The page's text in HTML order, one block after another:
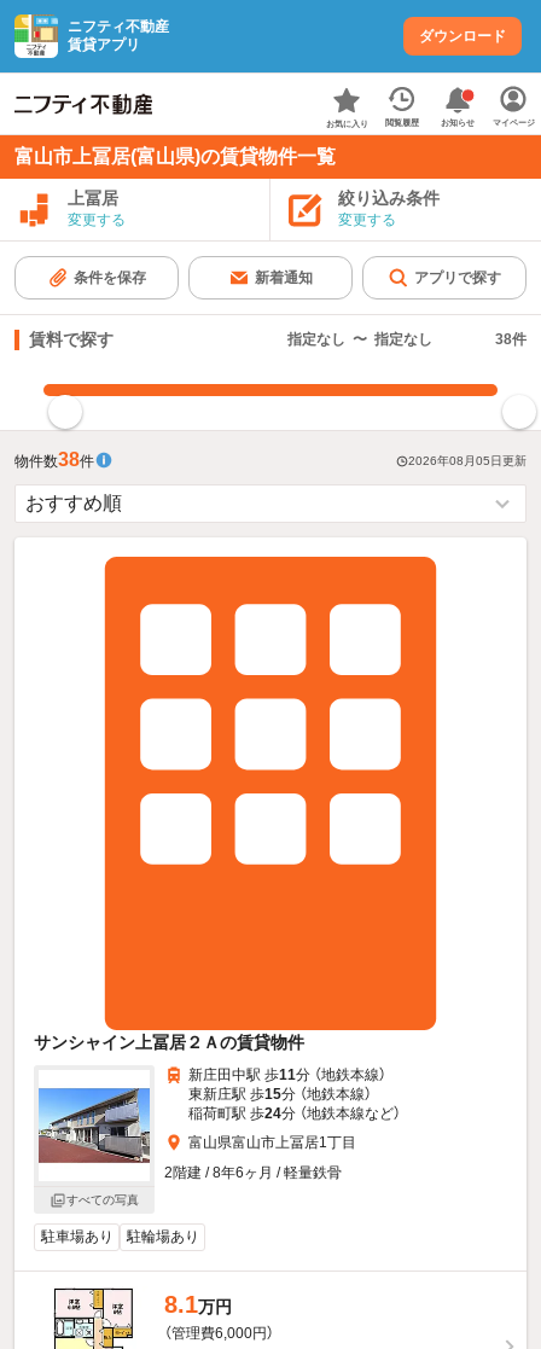
ニフティ不動産
賃貸アプリ
ダウンロード
お気に入り 閲覧履歴 お知らせ マイページ
富山市上冨居(富山県)の賃貸物件一覧
上冨居
変更する
絞り込み条件
変更する
条件を保存 新着通知 アプリで探す
賃料で探す 指定なし 〜 指定なし 38件
物件数38件 2026年08月05日更新
サンシャイン上冨居２Ａの賃貸物件
すべての写真
新庄田中駅 歩11分 （地鉄本線）
東新庄駅 歩15分 （地鉄本線）
稲荷町駅 歩24分 （地鉄本線など）
富山県富山市上冨居1丁目
2階建 / 8年6ヶ月 / 軽量鉄骨
駐車場あり 駐輪場あり
8.1万円
（管理費6,000円）